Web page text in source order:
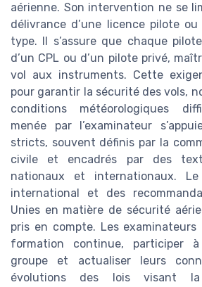
aérienne. Son intervention ne se
délivrance d’une licence pilote
type. Il s’assure que chaque
d’un CPL ou d’un pilote privé,
vol aux instruments. Cette
pour garantir la sécurité des vols,
conditions météorologiques
menée par l’examinateur
stricts, souvent définis par la
civile et encadrés par des
nationaux et internationaux.
international et des
Unies en matière de sécurité
pris en compte. Les
formation continue, participer
groupe et actualiser leurs
évolutions des lois visant